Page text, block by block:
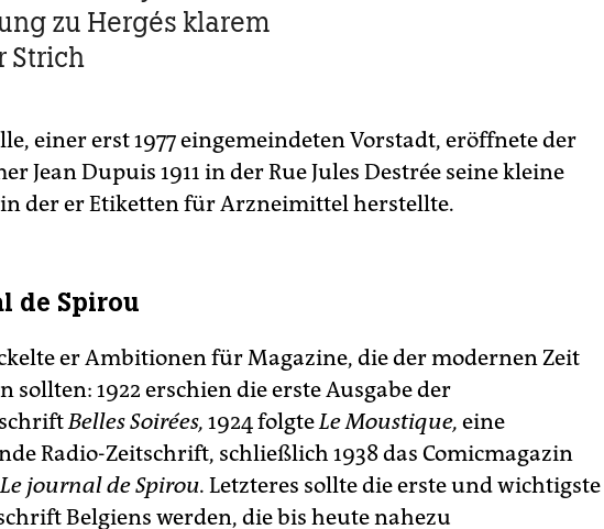
zu Hergés klarem
Strich
einer erst 1977 eingemeindeten Vorstadt, eröffnete der
Jean Dupuis 1911 in der Rue Jules Destrée seine kleine
der er Etiketten für Arzneimittel herstellte.
de Spirou
er Ambitionen für Magazine, die der modernen Zeit
sollten: 1922 erschien die erste Ausgabe der
Belles Soirées, 1924 folgteLe Moustique, eine
Radio-Zeitschrift, schließlich 1938 das Comicmagazin
Le journal de Spirou. Letzteres sollte die erste und wichtigste
Belgiens werden, die bis heute nahezu